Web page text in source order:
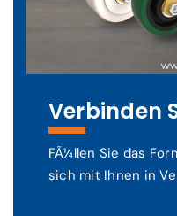
Verbinden
FÃ¼llen Sie das
sich mit Ihnen in